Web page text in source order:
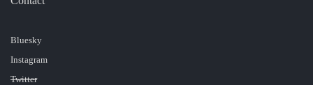
Bluesky
Instagram
Twitter